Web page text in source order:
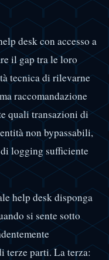
desk con accesso a
il gap tra le loro
tecnica di rilevarne
raccomandazione
quali transazioni di
non bypassabili,
logging sufficiente
help desk disponga
si sente sotto
terze parti. La terza: